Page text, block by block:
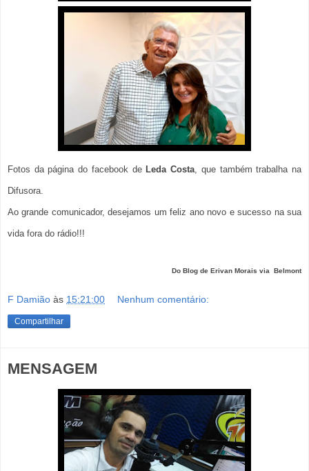
Fotos da página do facebook de Leda Costa, que também trabalha na
Difusora.
Ao grande comunicador, desejamos um feliz ano novo e sucesso na sua
vida fora do rádio!!!
Do Blog de Erivan Morais via Belmont
F Damião às 15:21:00 Nenhum comentário:
Compartilhar
MENSAGEM